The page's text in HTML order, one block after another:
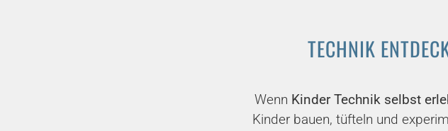
TECHNIK
Wenn Kinder Technik selbst
Kinder bauen, tüfteln und